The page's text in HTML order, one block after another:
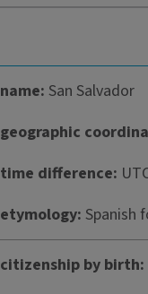
name: San Salvador
geographic
time difference:
etymology: Spanish
citizenship by birth: